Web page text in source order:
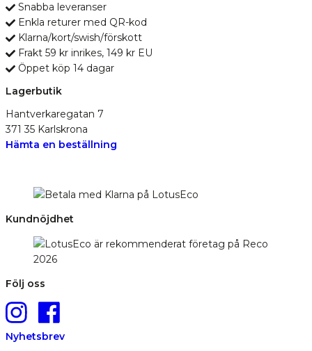
Snabba leveranser
Enkla returer med QR-kod
Klarna/kort/swish/förskott
Frakt 59 kr inrikes, 149 kr EU
Öppet köp 14 dagar
Lagerbutik
Hantverkaregatan 7
371 35 Karlskrona
Hämta en beställning
Kundnöjdhet
Följ oss
Nyhetsbrev